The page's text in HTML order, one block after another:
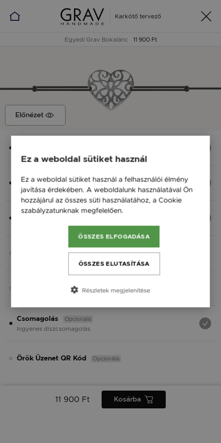
Karkötő tervező
Egyedi Grav Bokalánc 11 900 Ft
Előnézet
Ezüst 925, S - 20 cm
11 900 Ft
Fonal
Opcionális
Opcionális
Csomagolás Opcionális
Ingyenes díszcsomagolás
Örök Üzenet QR Kód Opcionális
11 900 Ft Kosárba
Ez a weboldal sütiket használ
Ez a weboldal sütiket használ a felhasználói élmény
javítása érdekében. A weboldalunk használatával Ön
hozzájárul az összes süti használatához, a Cookie
szabályzatunknak megfelelően.
ÖSSZES ELFOGADÁSA
ÖSSZES ELUTASÍTÁSA
Részletek megjelenítése